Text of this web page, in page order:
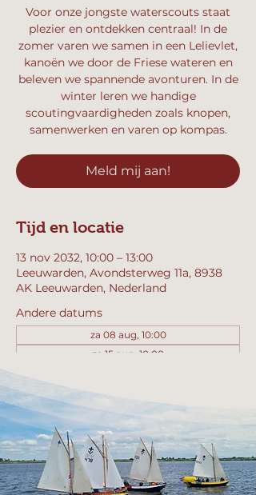
Voor onze jongste waterscouts staat
plezier en ontdekken centraal! In de
zomer varen we samen in een Lelievlet,
kanoën we door de Friese wateren en
beleven we spannende avonturen. In de
winter leren we handige
scoutingvaardigheden zoals knopen,
samenwerken en varen op kompas.
Meld mij aan!
Tijd en locatie
13 nov 2032, 10:00 – 13:00
Leeuwarden, Avondsterweg 11a, 8938
AK Leeuwarden, Nederland
Andere datums
za 08 aug, 10:00
za 15 aug, 10:00
Bekijk alle 358 datums
Meld mij aan!